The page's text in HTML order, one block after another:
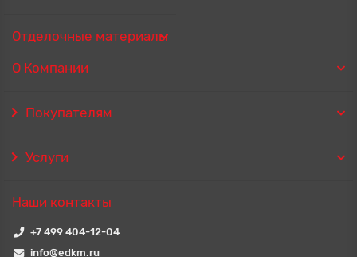
Отделочные материалы
О Компании
Покупателям
Услуги
Наши контакты
+7 499 404-12-04
info@edkm.ru